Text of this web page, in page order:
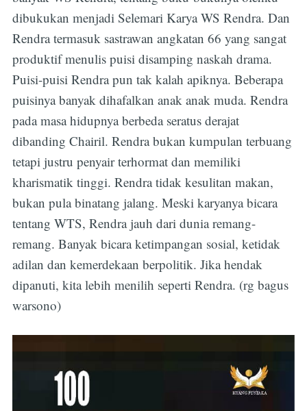
dibukukan menjadi Selemari Karya WS Rendra. Dan
Rendra termasuk sastrawan angkatan 66 yang sangat
produktif menulis puisi disamping naskah drama.
Puisi-puisi Rendra pun tak kalah apiknya. Beberapa
puisinya banyak dihafalkan anak anak muda. Rendra
pada masa hidupnya berbeda seratus derajat
dibanding Chairil. Rendra bukan kumpulan terbuang
tetapi justru penyair terhormat dan memiliki
kharismatik tinggi. Rendra tidak kesulitan makan,
bukan pula binatang jalang. Meski karyanya bicara
tentang WTS, Rendra jauh dari dunia remang-
remang. Banyak bicara ketimpangan sosial, ketidak
adilan dan kemerdekaan berpolitik. Jika hendak
dipanuti, kita lebih menilih seperti Rendra. (rg bagus
warsono)